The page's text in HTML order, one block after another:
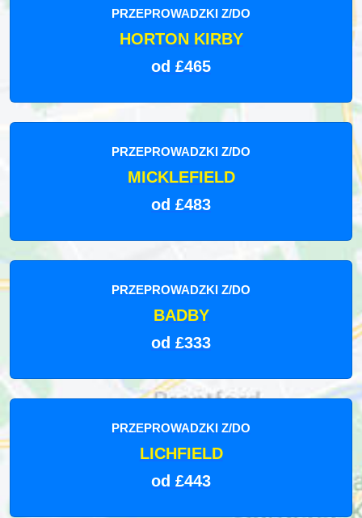
PRZEPROWADZKI Z/DO
HORTON KIRBY
od £465
PRZEPROWADZKI Z/DO
MICKLEFIELD
od £483
PRZEPROWADZKI Z/DO
BADBY
od £333
PRZEPROWADZKI Z/DO
LICHFIELD
od £443